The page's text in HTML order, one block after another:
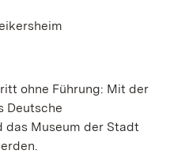
ohne Führung: Mit der
Deutsche
das Museum der Stadt